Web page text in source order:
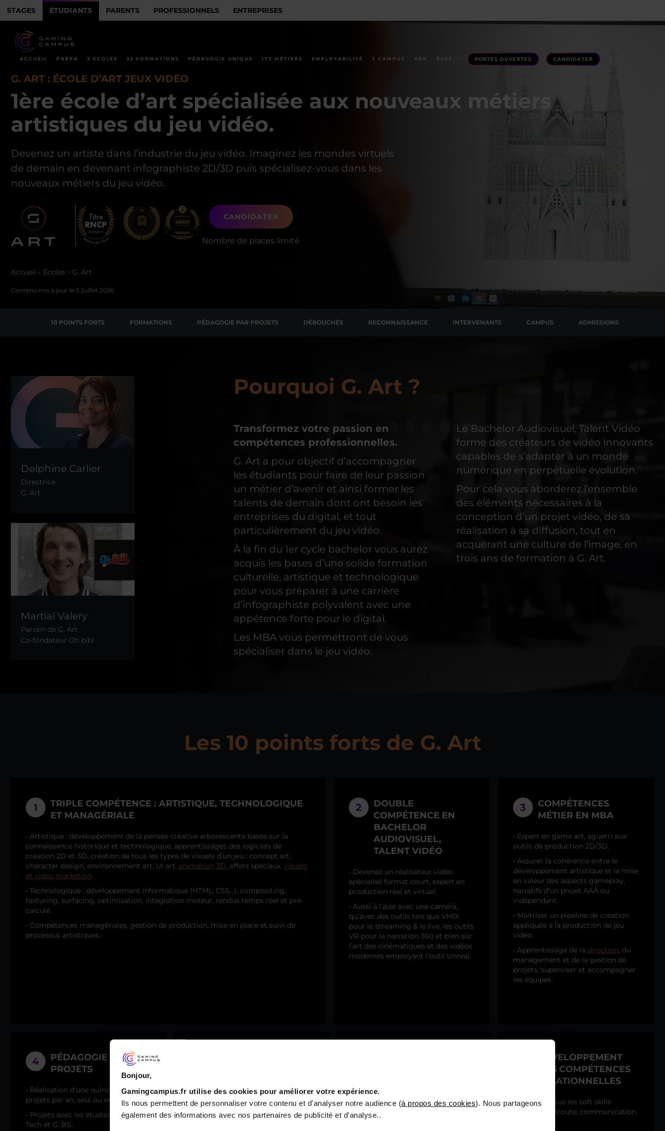
Bonjour,
Gamingcampus.fr utilise des cookies pour améliorer votre expérience.
Ils nous permettent de personnaliser votre contenu et d'analyser notre audience (à propos des cookies). Nous partageons
également des informations avec nos partenaires de publicité et d'analyse..
STAGES ÉTUDIANTS PARENTS PROFESSIONNELS ENTREPRISES
ACCUEIL PRÉPA 3 ECOLES 23 FORMATIONS PÉDAGOGIE UNIQUE 173 MÉTIERS EMPLOYABILITÉ 3 CAMPUS ADN PLUS PORTES OUVERTES CANDIDATER
G. ART : ÉCOLE D’ART JEUX VIDÉO
1ère école d’art spécialisée aux nouveaux métiers
artistiques du jeu vidéo.
Devenez un artiste dans l’industrie du jeu vidéo. Imaginez les mondes virtuels
de demain en devenant infographiste 2D/3D puis spécialisez-vous dans les
nouveaux métiers du jeu vidéo.
CANDIDATER
Nombre de places limité
Accueil Écoles G. Art
Contenu mis à jour le 3 Juillet 2026
10 POINTS FORTS FORMATIONS PÉDAGOGIE PAR PROJETS DÉBOUCHÉS RECONNAISSANCE INTERVENANTS CAMPUS ADMISSIONS
Delphine Carlier
Directrice
G. Art
Martial Valery
Parrain de G. Art
Co-fondateur Oh bibi
Pourquoi G. Art ?
Transformez votre passion en
compétences professionnelles.
G. Art a pour objectif d’accompagner
les étudiants pour faire de leur passion
un métier d’avenir et ainsi former les
talents de demain dont ont besoin les
entreprises du digital, et tout
particulièrement du jeu vidéo.
À la fin du 1er cycle bachelor vous aurez
acquis les bases d’une solide formation
culturelle, artistique et technologique
pour vous préparer à une carrière
d’infographiste polyvalent avec une
appétence forte pour le digital.
Les MBA vous permettront de vous
spécialiser dans le jeu vidéo.
Le Bachelor Audiovisuel, Talent Vidéo
forme des créateurs de vidéo innovants
capables de s’adapter à un monde
numérique en perpétuelle évolution.
Pour cela vous aborderez l’ensemble
des éléments nécessaires à la
conception d’un projet vidéo, de sa
réalisation à sa diffusion, tout en
acquérant une culture de l’image, en
trois ans de formation à G. Art.
Les 10 points forts de G. Art
1
TRIPLE COMPÉTENCE : ARTISTIQUE, TECHNOLOGIQUE
ET MANAGÉRIALE
• Artistique : développement de la pensée créative arborescente basée sur la
connaissance historique et technologique, apprentissages des logiciels de
création 2D et 3D, création de tous les types de visuels d’un jeu : concept art,
character design, environnement art, UI art, animation 3D, effets spéciaux, visuels
et vidéo marketing
• Technologique : développement informatique (HTML, CSS…), compositing,
texturing, surfacing, optimisation, intégration moteur, rendus temps réel et pré-
calculé.
• Compétences managériales, gestion de production, mise en place et suivi de
processus artistiques.
2
DOUBLE
COMPÉTENCE EN
BACHELOR
AUDIOVISUEL,
TALENT VIDÉO
• Devenez un réalisateur vidéo
spécialisé format court, expert en
production réel et virtuel.
• Aussi à l’aise avec une caméra,
qu’avec des outils tels que VMIX
pour le streaming & le live, les outils
VR pour la narration 360 et bien sûr
l’art des cinématiques et des vidéos
modernes employant l’outil Unreal.
3
COMPÉTENCES
MÉTIER EN MBA
• Expert en game art, aguerri aux
outils de production 2D/3D.
• Assurer la cohérence entre le
développement artistique et la mise
en valeur des aspects gameplay,
narratifs d’un projet AAA ou
indépendant.
• Maîtriser un pipeline de création
appliquée à la production de jeu
vidéo.
• Apprentissage de la direction , du
management et de la gestion de
projets, superviser et accompagner
les équipes.
4
PÉDAGOGIE PAR
PROJETS
• Réalisation d’une quinzaine de
projets par an, seul ou en groupe.
• Projets avec les étudiants de G.
Tech et G. BS.
• 100% de vos intervenants sont des
professionnels en activité,
passionnés et experts de leur
• Stages à réaliser chaque année en
bachelor, deux années d’alternances
en MBA.
DÉVELOPPEMENT
DES COMPÉTENCES
RELATIONNELLES
• Travailler tous les soft skills
(capacité d’écoute, communication